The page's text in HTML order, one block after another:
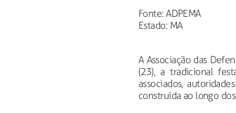
Fonte: ADPEMA
Estado: MA
A Associação das
(23), a tradicional
associados,
construída ao longo